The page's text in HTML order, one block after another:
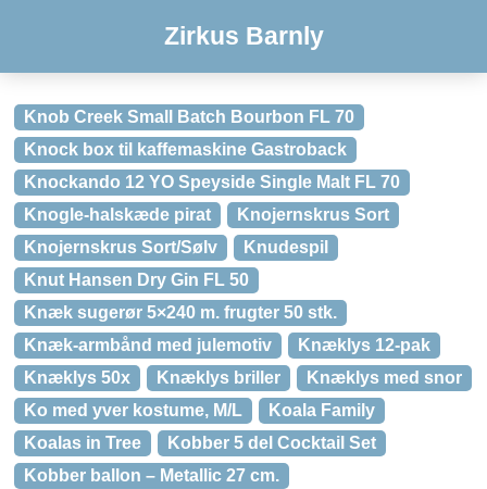
Zirkus Barnly
Knob Creek Small Batch Bourbon FL 70
Knock box til kaffemaskine Gastroback
Knockando 12 YO Speyside Single Malt FL 70
Knogle-halskæde pirat
Knojernskrus Sort
Knojernskrus Sort/Sølv
Knudespil
Knut Hansen Dry Gin FL 50
Knæk sugerør 5×240 m. frugter 50 stk.
Knæk-armbånd med julemotiv
Knæklys 12-pak
Knæklys 50x
Knæklys briller
Knæklys med snor
Ko med yver kostume, M/L
Koala Family
Koalas in Tree
Kobber 5 del Cocktail Set
Kobber ballon – Metallic 27 cm.